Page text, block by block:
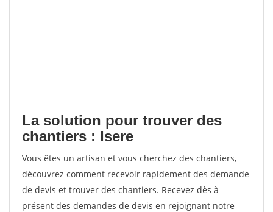
La solution pour trouver des
chantiers : Isere
Vous êtes un artisan et vous cherchez des chantiers,
découvrez comment recevoir rapidement des demande
de devis et trouver des chantiers. Recevez dès à
présent des demandes de devis en rejoignant notre